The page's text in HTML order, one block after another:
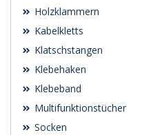
Holzklammern
Kabelkletts
Klatschstangen
Klebehaken
Klebeband
Multifunktionstücher
Socken